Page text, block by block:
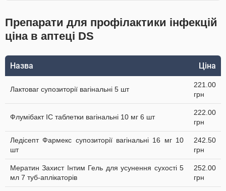
Препарати для профілактики інфекцій
ціна в аптеці DS
Назва Ціна
Лактоваг супозиторії вагінальні 5 шт
221.00
грн
Флумібакт IC таблетки вагінальні 10 мг 6 шт
222.00
грн
Ледісепт Фармекс супозиторії вагінальні 16 мг 10
шт
242.50
грн
Мератин Захист Інтим Гель для усунення сухості 5
мл 7 туб-аплікаторів
252.00
грн